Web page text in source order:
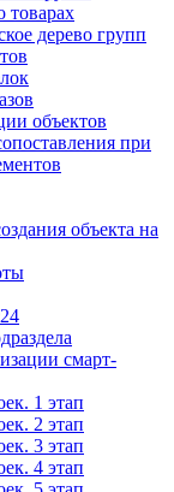
товарах
дерево групп
объектов
при
объекта на
смарт-
1 этап
2 этап
3 этап
4 этап